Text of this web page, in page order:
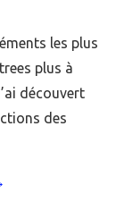
les plus
plus à
découvert
des